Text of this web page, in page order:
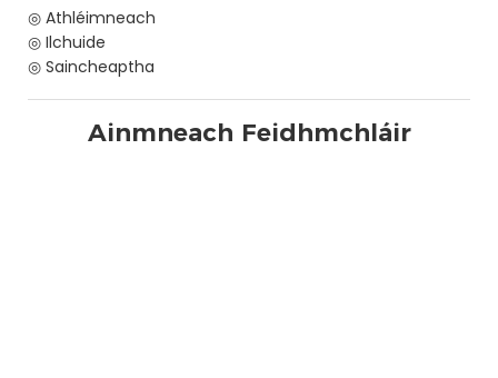
◎ Athléimneach
◎ Ilchuide
◎ Saincheaptha
Ainmneach Feidhmchláir